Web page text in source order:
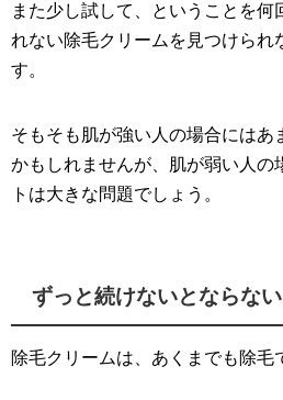
また少し試して、ということを何
れない除毛クリームを見つけられ
す。
そもそも肌が強い人の場合にはあ
かもしれませんが、肌が弱い人の
トは大きな問題でしょう。
ずっと続けないとならない
除毛クリームは、あくまでも除毛